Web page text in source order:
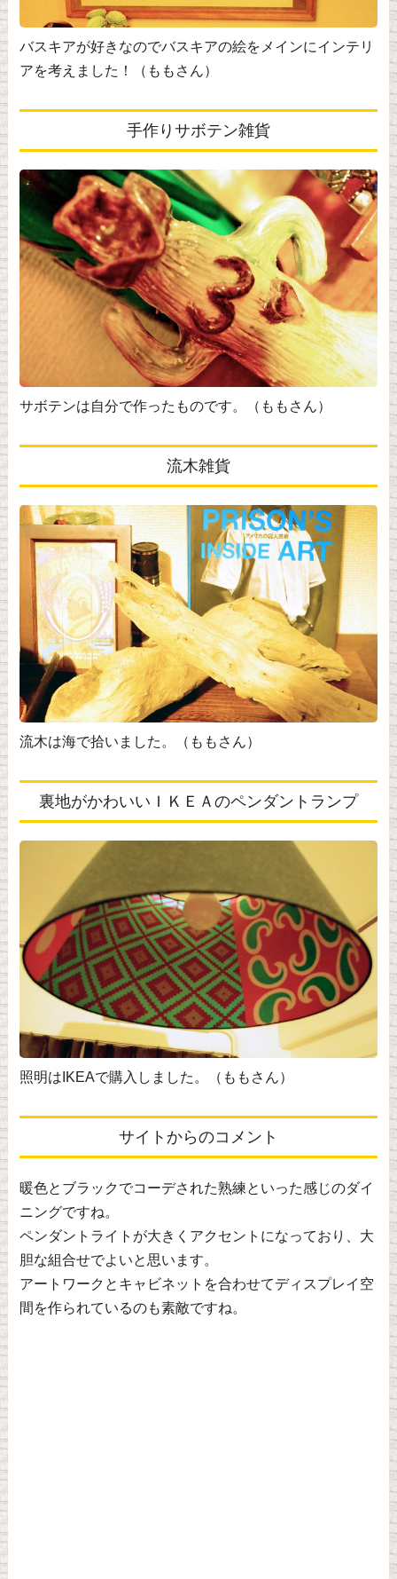
バスキアが好きなのでバスキアの絵をメインにインテリ
アを考えました！（ももさん）
手作りサボテン雑貨
サボテンは自分で作ったものです。（ももさん）
流木雑貨
流木は海で拾いました。（ももさん）
裏地がかわいいＩＫＥＡのペンダントランプ
照明はIKEAで購入しました。（ももさん）
サイトからのコメント
暖色とブラックでコーデされた熟練といった感じのダイ
ニングですね。
ペンダントライトが大きくアクセントになっており、大
胆な組合せでよいと思います。
アートワークとキャビネットを合わせてディスプレイ空
間を作られているのも素敵ですね。